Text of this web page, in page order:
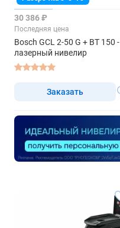
30 386 ₽
Последняя цена
Bosch GCL 2-50 G + BT 150 -
лазерный нивелир
Заказать